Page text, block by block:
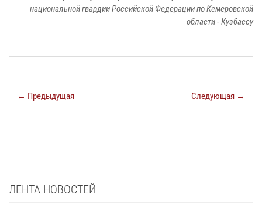
национальной гвардии Российской Федерации по Кемеровской
области - Кузбассу
← Предыдущая Следующая →
ЛЕНТА НОВОСТЕЙ